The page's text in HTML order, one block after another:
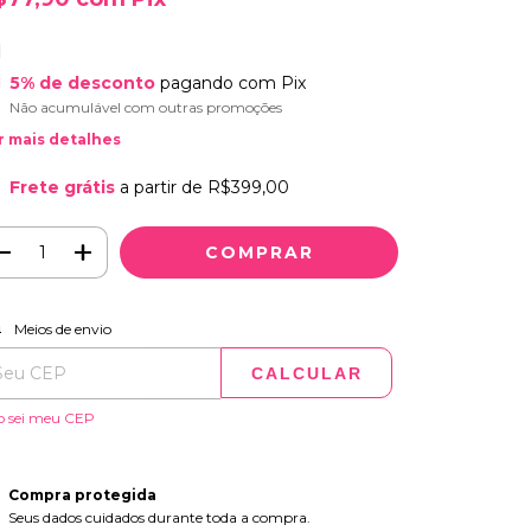
5% de descontopagando com Pix
Não acumulável com outras promoções
mais detalhes
Frete grátis a partir de R$399,00
para o CEP:
Meios de envio
CALCULAR
sei meu CEP
Compra protegida
Seus dados cuidados durante toda a compra.